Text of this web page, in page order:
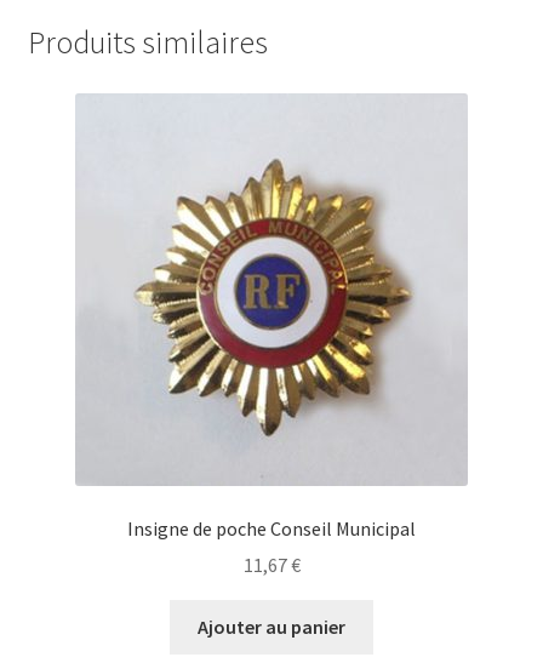
Produits similaires
Insigne de poche Conseil Municipal
11,67€
Ajouter au panier